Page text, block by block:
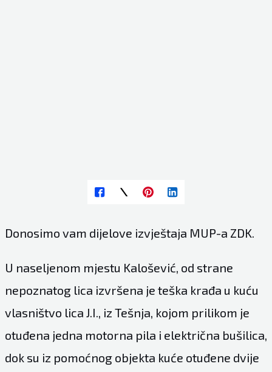
Donosimo vam dijelove izvještaja MUP-a ZDK.
U naseljenom mjestu Kalošević, od strane
nepoznatog lica izvršena je teška krađa u kuću
vlasništvo lica J.I., iz Tešnja, kojom prilikom je
otuđena jedna motorna pila i električna bušilica,
dok su iz pomoćnog objekta kuće otuđene dvije